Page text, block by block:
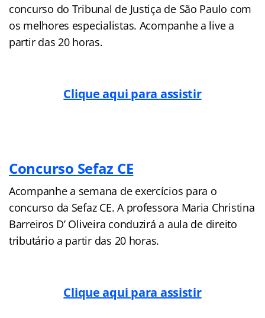
concurso do Tribunal de Justiça de São Paulo com
os melhores especialistas. Acompanhe a live a
partir das 20 horas.
Clique aqui para assistir
Concurso Sefaz CE
Acompanhe a semana de exercícios para o
concurso da Sefaz CE. A professora Maria Christina
Barreiros D’ Oliveira conduzirá a aula de direito
tributário a partir das 20 horas.
Clique aqui para assistir